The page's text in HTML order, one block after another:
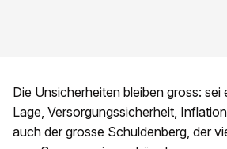
Die Unsicherheiten bleiben gross: sei
Lage, Versorgungssicherheit,
auch der grosse Schuldenberg, der